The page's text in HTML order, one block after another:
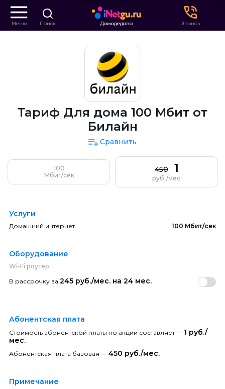
Меню Поиск Домодедово Звонок
Тариф Для дома 100 Мбит от
Билайн
Сравнить
100
Мбит/сек
450 1
руб./мес.
Услуги
Домашний интернет 100 Мбит/сек
Оборудование
Wi-Fi роутер
В рассрочку за 245 руб./мес. на 24 мес.
Абонентская плата
Стоимость абонентской платы по акции составляет — 1 руб./
мес.
Абонентская плата базовая — 450 руб./мес.
Примечание